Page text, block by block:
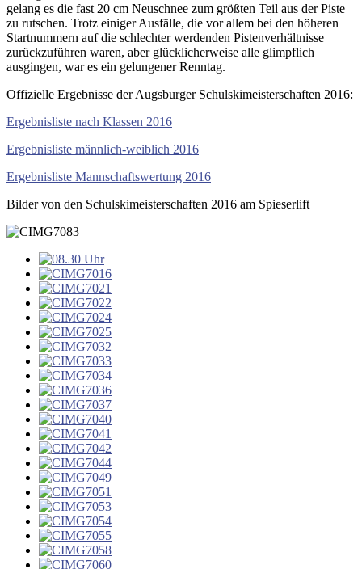
gelang es die fast 20 cm Neuschnee zum größten Teil aus der Piste
zu rutschen. Trotz einiger Ausfälle, die vor allem bei den höheren
Startnummern auf die schlechter werdenden Pistenverhältnisse
zurückzuführen waren, aber glücklicherweise alle glimpflich
ausgingen, war es ein gelungener Renntag.
Offizielle Ergebnisse der Augsburger Schulskimeisterschaften 2016:
Ergebnisliste nach Klassen 2016
Ergebnisliste männlich-weiblich 2016
Ergebnisliste Mannschaftswertung 2016
Bilder von den Schulskimeisterschaften 2016 am Spieserlift